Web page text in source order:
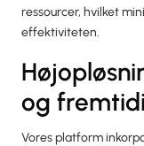
ressourcer, hvilket
effektiviteten.
og
Vores platform